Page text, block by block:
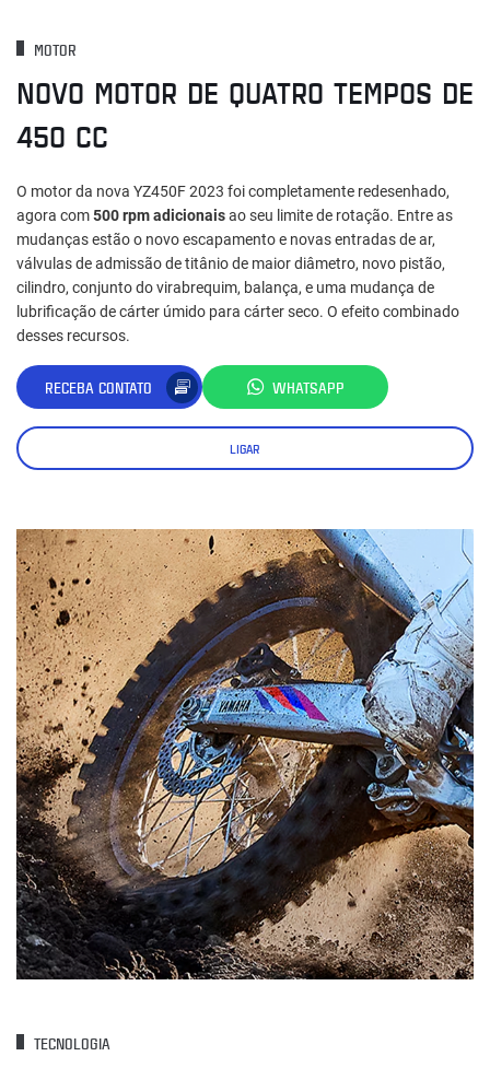
MOTOR
NOVO MOTOR DE QUATRO TEMPOS DE
450 CC
O motor da nova YZ450F 2023 foi completamente redesenhado,
agora com500 rpm adicionaisao seu limite de rotação. Entre as
mudanças estão o novo escapamento e novas entradas de ar,
válvulas de admissão de titânio de maior diâmetro, novo pistão,
cilindro, conjunto do virabrequim, balança, e uma mudança de
lubrificação de cárter úmido para cárter seco. O efeito combinado
desses recursos.
RECEBA CONTATO WHATSAPP
LIGAR
TECNOLOGIA